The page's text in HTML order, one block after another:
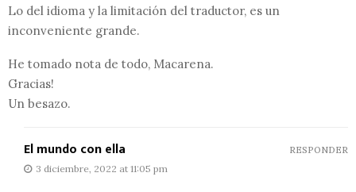
Lo del idioma y la limitación del traductor, es un
inconveniente grande.
He tomado nota de todo, Macarena.
Gracias!
Un besazo.
El mundo con ella
3 diciembre, 2022 at 11:05 pm
RESPONDER